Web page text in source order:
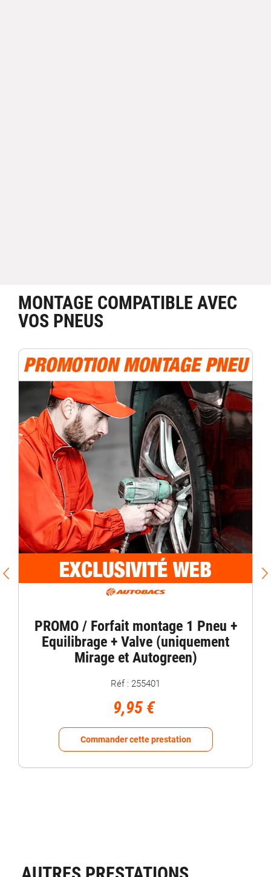
MONTAGE COMPATIBLE AVEC
VOS PNEUS
PROMO / Forfait montage 1 Pneu +
Equilibrage + Valve (uniquement
Mirage et Autogreen)
Réf : 255401
9,95 €
Commander cette prestation